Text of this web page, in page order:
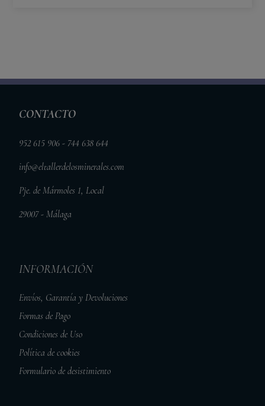
CONTACTO
952 615 906 - 744 638 644
info@eltallerdelosminerales.com
Pje. de Mármoles 1, Local
29007 - Málaga
INFORMACIÓN
Envíos, Garantía y Devoluciones
Formas de Pago
Condiciones de Uso
Política de cookies
Formulario de desistimiento